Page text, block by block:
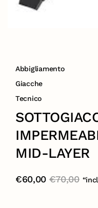
Abbigliamento
Giacche
Tecnico
MID-LAYER
€60,00 €70,00